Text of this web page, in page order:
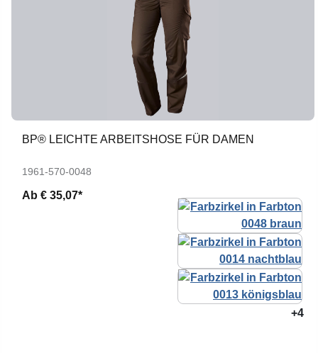
BP® LEICHTE ARBEITSHOSE FÜR DAMEN
1961-570-0048
Ab € 35,07*
+4